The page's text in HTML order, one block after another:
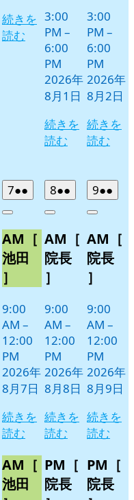
続きを
読む
3:00
PM –
6:00
PM
2026年
8月1日
続きを
読む
3:00
PM –
6:00
PM
2026年
8月2日
続きを
読む
72026
年
月
7
日
●●
件
イ
ベ
ト)
Close
AM［
池田
］
9:00
AM –
12:00
PM
2026年
8月7日
続きを
読む
AM［
池田
82026
年
月
8
日
●●
件
イ
ベ
Close
AM［
院長
］
9:00
AM –
12:00
PM
2026年
8月8日
続きを
読む
PM［
院長
92026
年
月
9
日
●●
件
イ
ベ
Close
AM［
院長
］
9:00
AM –
12:00
PM
2026年
8月9日
続きを
読む
PM［
院長